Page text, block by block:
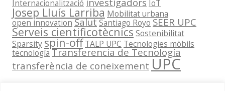
Internacionalització IoT
Josep Lluís Larriba Mobilitat urbana
open innovation SalutSantiago Royo SEER UPC
Serveis cientificotècnics Sostenibilitat
Sparsityspin-off TALP UPC Tecnologies mòbils
tecnología Transferencia de Tecnología
transferència de coneixement UPC